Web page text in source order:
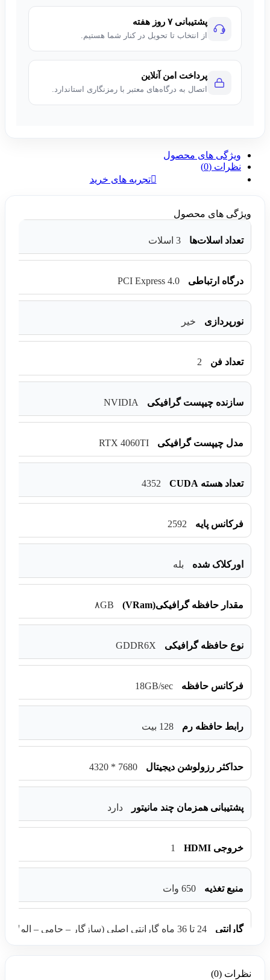
پشتیبانی ۷ روز هفته
از انتخاب تا تحویل در کنار شما هستیم.
پرداخت امن آنلاین
اتصال به درگاه‌های معتبر با رمزنگاری استاندارد.
ویژگی های محصول
نظرات (0)
تجربه های خرید
ویژگی های محصول
تعداد اسلات‌ها 3 اسلات
درگاه ارتباطی PCI Express 4.0
نورپردازی خیر
تعداد فن 2
سازنده چیپست گرافیکی NVIDIA
مدل چیپست گرافیکی RTX 4060TI
تعداد هسته CUDA 4352
فرکانس پایه 2592
اورکلاک شده بله
مقدار حافظه گرافیکی(VRam) ۸GB
نوع حافظه گرافیکی GDDR6X
فرکانس حافظه 18GB/sec
رابط حافظه رم 128 بیت
حداکثر رزولوشن دیجیتال 7680 * 4320
پشتیبانی همزمان چند مانیتور دارد
خروجی HDMI 1
منبع تغذیه 650 وات
گارانتی 24 تا 36 ماه گارانتی اصلی (سازگار – حامی – الماس – تابا )
نظرات (0)